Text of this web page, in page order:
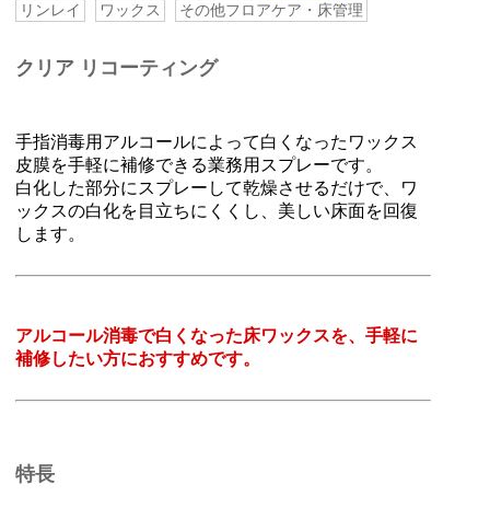
リンレイ ワックス その他フロアケア・床管理
クリア リコーティング
手指消毒用アルコールによって白くなったワックス
皮膜を手軽に補修できる業務用スプレーです。
白化した部分にスプレーして乾燥させるだけで、ワ
ックスの白化を目立ちにくくし、美しい床面を回復
します。
アルコール消毒で白くなった床ワックスを、手軽に
補修したい方におすすめです。
特長